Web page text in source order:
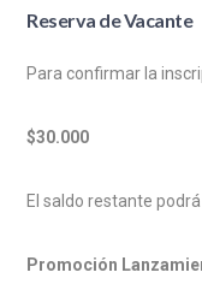
Reserva de Vacante
Para confirmar la
$30.000
El saldo restante
Promoción